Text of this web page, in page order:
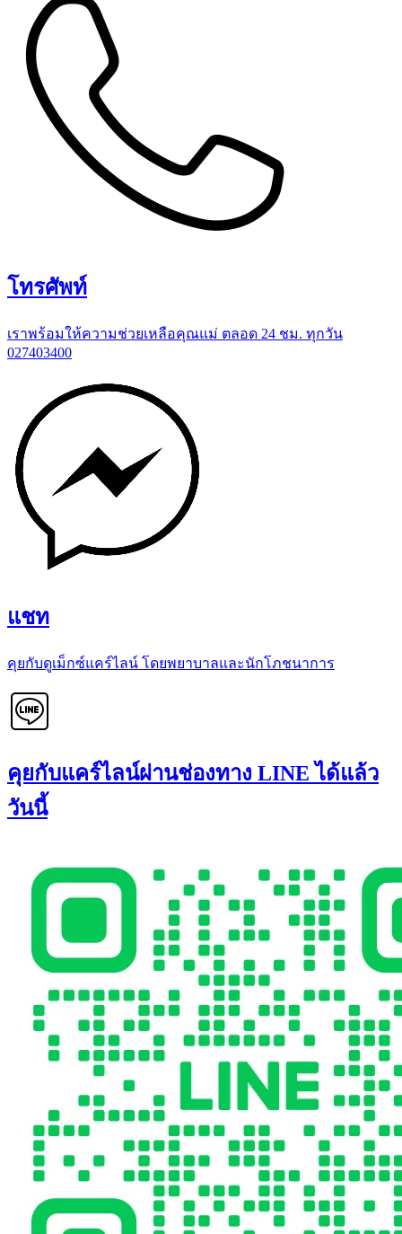
โทรศัพท์
เราพร้อมให้ความช่วยเหลือคุณแม่ ตลอด 24 ชม. ทุกวัน
027403400
แชท
คุยกับดูเม็กซ์แคร์ไลน์ โดยพยาบาลและนักโภชนาการ
คุยกับแคร์ไลน์ผ่านช่องทาง LINE ได้แล้ว
วันนี้